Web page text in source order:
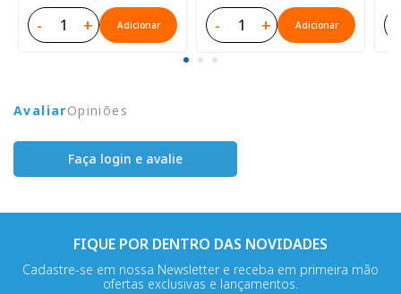
- + Adicionar - + Adicionar
AvaliarOpiniões
Faça login e avalie
FIQUE POR DENTRO DAS NOVIDADES
Cadastre-se em nossa Newsletter e receba em primeira mão
ofertas exclusivas e lançamentos.